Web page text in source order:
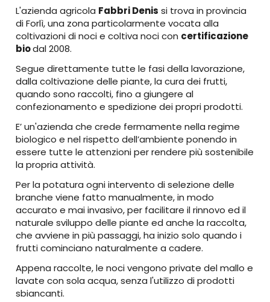
L'azienda agricola Fabbri Denis si trova in provincia
di Forlì, una zona particolarmente vocata alla
coltivazioni di noci e coltiva noci con certificazione
biodal 2008.
Segue direttamente tutte le fasi della lavorazione,
dalla coltivazione delle piante, la cura dei frutti,
quando sono raccolti, fino a giungere al
confezionamento e spedizione dei propri prodotti.
E’ un'azienda che crede fermamente nella regime
biologico e nel rispetto dell’ambiente ponendo in
essere tutte le attenzioni per rendere più sostenibile
la propria attività.
Per la potatura ogni intervento di selezione delle
branche viene fatto manualmente, in modo
accurato e mai invasivo, per facilitare il rinnovo ed il
naturale sviluppo delle piante ed anche la raccolta,
che avviene in più passaggi, ha inizio solo quando i
frutti cominciano naturalmente a cadere.
Appena raccolte, le noci vengono private del mallo e
lavate con sola acqua, senza l'utilizzo di prodotti
sbiancanti.